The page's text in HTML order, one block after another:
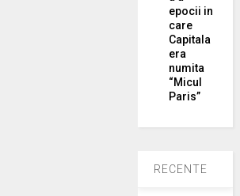
epocii in
care
Capitala
era
numita
“Micul
Paris”
RECENTE